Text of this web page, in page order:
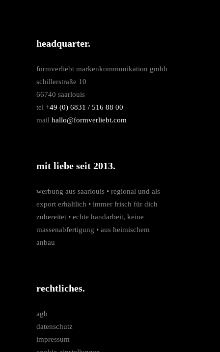
headquarter.
formverliebt markenkommunikation gmbh
schillerstraße 10
66740 saarlouis
tel +49 (0) 6831 / 516 88 00
mail hallo@formverliebt.com
mit liebe seit 2013.
werbung aus saarlouis • regio­nal und als
export erhältlich • immer frisch für dich
zubereitet • echte hand­arbeit, keine
massen­­abfertigung • aus heimischem
anbau
rechtliches.
agb
datenschutz
impressum